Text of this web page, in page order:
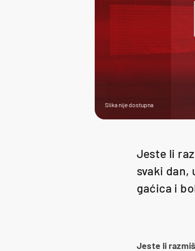
Slika nije dostupna
Jeste li
svaki
gaćica i
Jeste li